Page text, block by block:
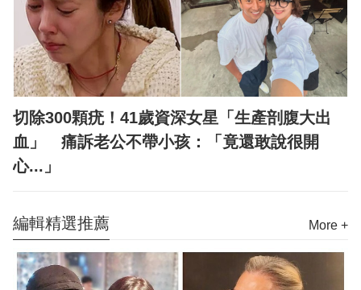
切除300顆疣！41歲資深女星「生產剖腹大出
血」 痛訴老公不帶小孩：「竟還敢說很開
心...」
編輯精選推薦 More +